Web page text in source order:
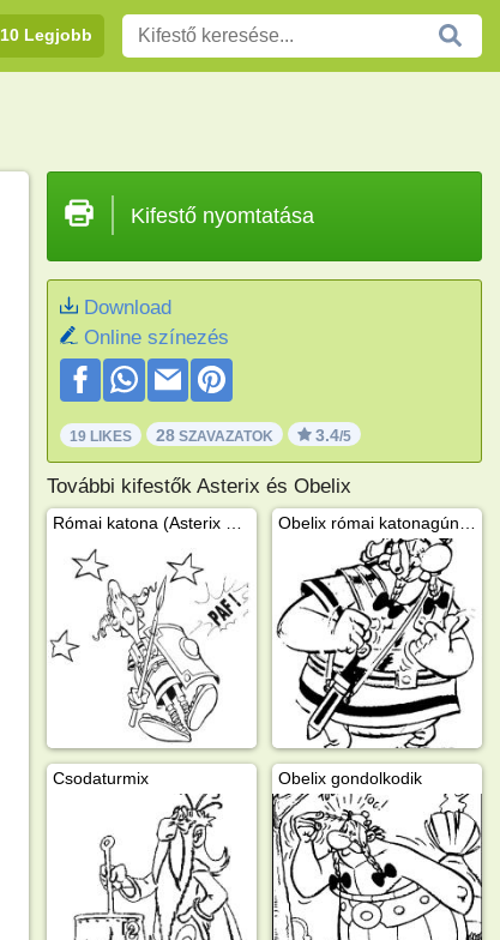
10 Legjobb
Kifestő nyomtatása
Download
Online színezés
19 LIKES 28SZAVAZATOK 3.4/5
További kifestők Asterix és Obelix
Csodaturmix Obelix gondolkodik